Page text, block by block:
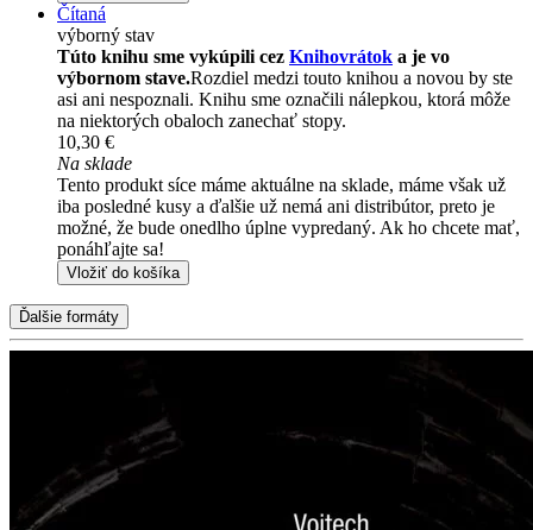
Čítaná
výborný stav
Túto knihu sme vykúpili cez Knihovrátok a je vo
výbornom stave.Rozdiel medzi touto knihou a novou by ste
asi ani nespoznali. Knihu sme označili nálepkou, ktorá môže
na niektorých obaloch zanechať stopy.
10,30 €
Na sklade
Tento produkt síce máme aktuálne na sklade, máme však už
iba posledné kusy a ďalšie už nemá ani distribútor, preto je
možné, že bude onedlho úplne vypredaný. Ak ho chcete mať,
ponáhľajte sa!
Vložiť do košíka
Ďalšie formáty